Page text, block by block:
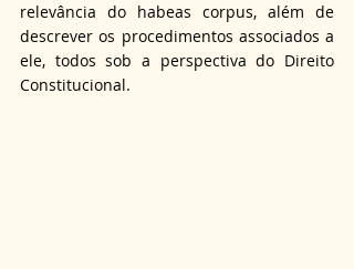
relevância do habeas corpus, além de
descrever os procedimentos associados a
ele, todos sob a perspectiva do Direito
Constitucional.